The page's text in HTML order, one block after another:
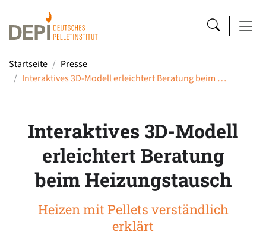
Startseite
Presse
Interaktives 3D-Modell erleichtert Beratung beim …
Interaktives 3D-Modell
erleichtert Beratung
beim Heizungstausch
Heizen mit Pellets verständlich
erklärt